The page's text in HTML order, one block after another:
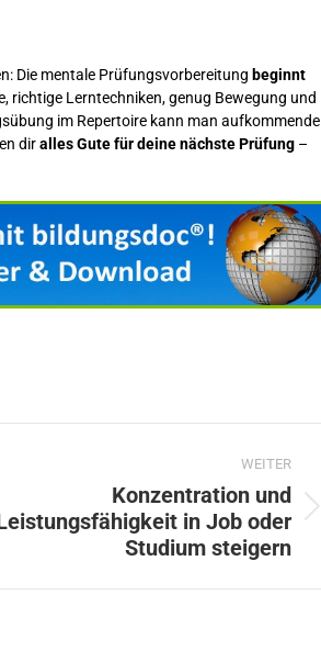
Die mentale Prüfungsvorbereitung beginnt
richtige Lerntechniken, genug Bewegung und
im Repertoire kann man aufkommende
diralles Gute für deine nächste Prüfung –
WEITER
Konzentration und
in Job oder
Studium steigern